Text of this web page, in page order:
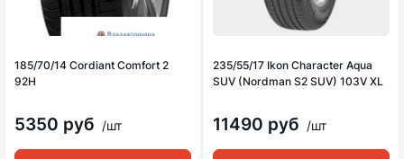
185/70/14 Cordiant Comfort 2
92H
5350 руб /шт
235/55/17 Ikon Character Aqua
SUV (Nordman S2 SUV) 103V XL
11490 руб /шт